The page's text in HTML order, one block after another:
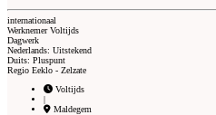
internationaal
Werknemer Voltijds
Dagwerk
Nederlands: Uitstekend
Duits: Pluspunt
Regio Eeklo - Zelzate
Voltijds
|
Maldegem